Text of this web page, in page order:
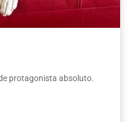
protagonista absoluto.